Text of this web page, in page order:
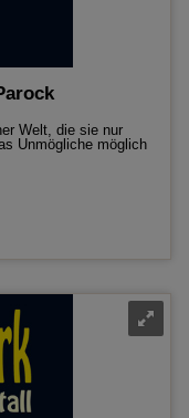
Welt, die sie nur
Unmögliche möglich